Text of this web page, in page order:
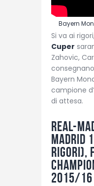
Bayern
Si va ai
Cuper
Zahovic,
Bayern
campione
di attesa.
Real-
Madrid
rigori),
2015/16